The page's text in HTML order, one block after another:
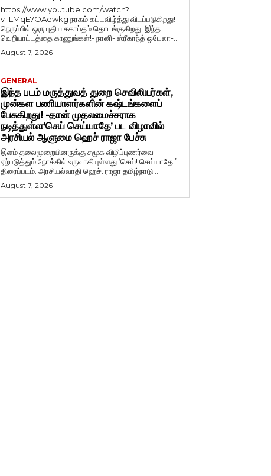
https://www.youtube.com/watch?
v=LMqE7OAewkg நரகம் கட்டவிழ்த்து விடப்படுகிறது!
நெருப்பில் ஒரு புதிய சகாப்தம் தொடங்குகிறது! இந்த
வெறியாட்டத்தை காணுங்கள்!- நானி- ஸ்ரீகாந்த் ஒடேலா-...
August 7, 2026
GENERAL
இந்த படம் மருத்துவத் துறை செவிலியர்கள்,
முன்கள பணியாளர்களின் கஷ்டங்களைப்
பேசுகிறது! -தான் முதலமைச்சராக
நடித்துள்ள’செய் செய்யாதே’ பட விழாவில்
அரசியல் ஆளுமை ஹெச் ராஜா பேச்சு
இளம் தலைமுறையினருக்கு சமூக விழிப்புணர்வை
ஏற்படுத்தும் நோக்கில் உருவாகியுள்ளது ‘செய்! செய்யாதே!’
திரைப்படம். அரசியல்வாதி ஹெச். ராஜா தமிழ்நாடு...
August 7, 2026